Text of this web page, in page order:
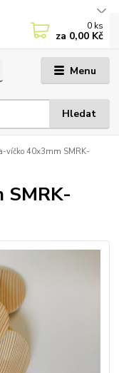
Menu
Hledat
0 ks
za 0,00 Kč
víčko 40x3mm SMRK-